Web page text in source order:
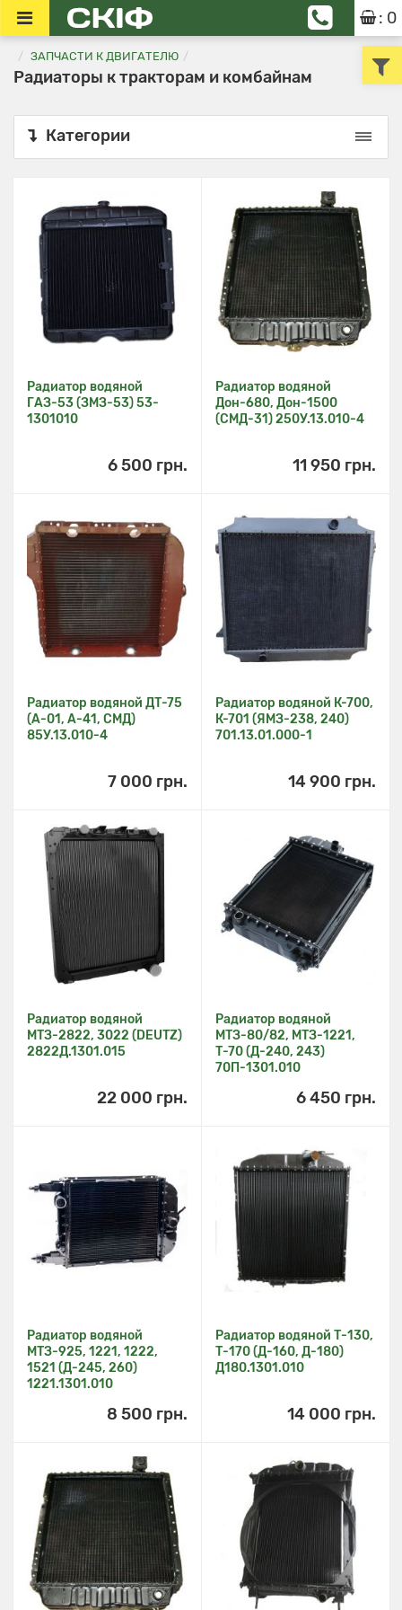
: 0
ЗАПЧАСТИ К ДВИГАТЕЛЮ
Радиаторы к тракторам и комбайнам
Категории
Радиатор водяной
ГАЗ-53 (ЗМЗ-53) 53-
1301010
6 500 грн.
Радиатор водяной
Дон-680, Дон-1500
(СМД-31) 250У.13.010-4
11 950 грн.
Радиатор водяной ДТ-75
(А-01, А-41, СМД)
85У.13.010-4
7 000 грн.
Радиатор водяной К-700,
К-701 (ЯМЗ-238, 240)
701.13.01.000-1
14 900 грн.
Радиатор водяной
МТЗ-2822, 3022 (DEUTZ)
2822Д.1301.015
22 000 грн.
Радиатор водяной
МТЗ-80/82, МТЗ-1221,
Т-70 (Д-240, 243)
70П-1301.010
6 450 грн.
Радиатор водяной
МТЗ-925, 1221, 1222,
1521 (Д-245, 260)
1221.1301.010
8 500 грн.
Радиатор водяной Т-130,
Т-170 (Д-160, Д-180)
Д180.1301.010
14 000 грн.